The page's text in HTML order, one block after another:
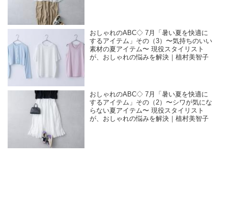
おしゃれのABC◇ 7月「暑い夏を快適に
するアイテム」その（3）〜気持ちのいい
素材の夏アイテム〜 現役スタイリスト
が、おしゃれの悩みを解決｜植村美智子
おしゃれのABC◇ 7月「暑い夏を快適に
するアイテム」その（2）〜シワが気にな
らない夏アイテム〜 現役スタイリスト
が、おしゃれの悩みを解決｜植村美智子